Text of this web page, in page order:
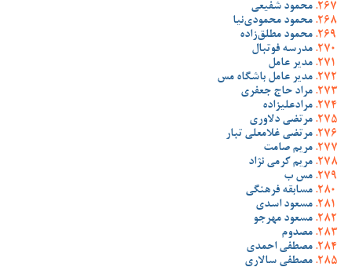
محمود شفیعی
محمود محمودی‌نیا
محمود مطلق‌زاده
مدرسه فوتبال
مدیر عامل
مدیر عامل باشگاه مس
مراد حاج جعفری
مرادعلیزاده
مرتضی دلاوری
مرتضی غلامعلی تبار
مریم صامت
مریم کرمی نژاد
مس ب
مسابقه فرهنگی
مسعود اسدی
مسعود مهرجو
مصدوم
مصطفی احمدی
مصطفی سالاری